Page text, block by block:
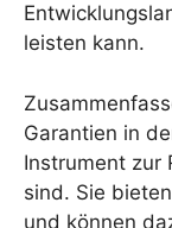
leisten kann.
Garantien in
Instrument zur
sind. Sie
und können